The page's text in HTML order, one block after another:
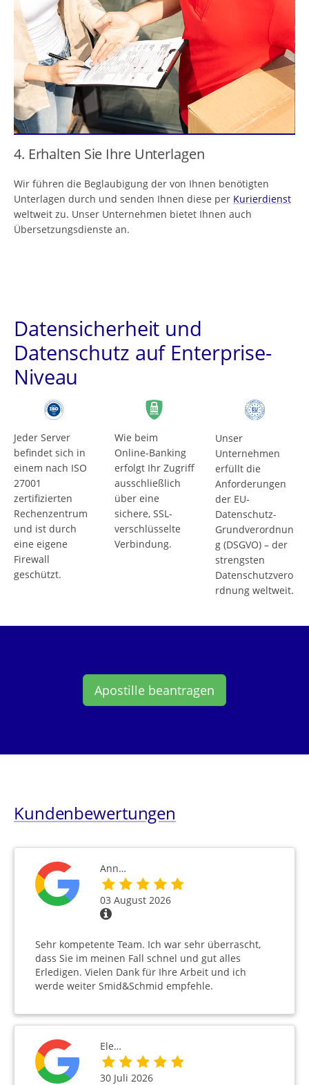
4. Erhalten Sie Ihre Unterlagen
Wir führen die Beglaubigung der von Ihnen benötigten
Unterlagen durch und senden Ihnen diese per Kurierdienst
weltweit zu. Unser Unternehmen bietet Ihnen auch
Übersetzungsdienste an.
Datensicherheit und
Datenschutz auf Enterprise-
Niveau
Jeder Server
befindet sich in
einem nach ISO
27001
zertifizierten
Rechenzentrum
und ist durch
eine eigene
Firewall
geschützt.
Wie beim
Online-Banking
erfolgt Ihr Zugriff
ausschließlich
über eine
sichere, SSL-
verschlüsselte
Verbindung.
Unser
Unternehmen
erfüllt die
Anforderungen
der EU-
Datenschutz-
Grundverordnun
g (DSGVO) – der
strengsten
Datenschutzvero
rdnung weltweit.
Apostille beantragen
Kundenbewertungen
Ann…
03 August 2026
Sehr kompetente Team. Ich war sehr überrascht,
dass Sie im meinen Fall schnel und gut alles
Erledigen. Vielen Dank für Ihre Arbeit und ich
werde weiter Smid&Schmid empfehle.
Ele…
30 Juli 2026